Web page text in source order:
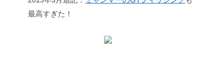
最高すぎた！